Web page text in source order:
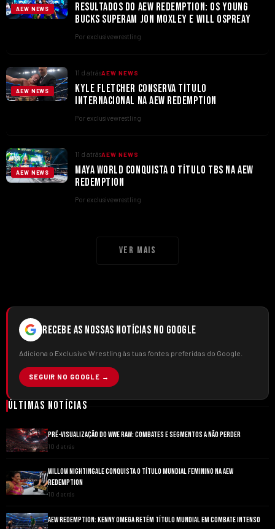
AEW NEWS
RESULTADOS DO AEW REDEMPTION: OS YOUNG
BUCKS SUPERAM JON MOXLEY E WILL OSPREAY
Por exclusivewrestling
AEW NEWS
11 d atrásAEW NEWS
KYLE FLETCHER CONSERVA TÍTULO
INTERNACIONAL NA AEW REDEMPTION
Por exclusivewrestling
AEW NEWS
11 d atrásAEW NEWS
MAYA WORLD CONQUISTA O TÍTULO TBS NA AEW
REDEMPTION
Por exclusivewrestling
Ver mais
RECEBE AS NOSSAS NOTÍCIAS NO GOOGLE
Adiciona o Exclusive Wrestling às tuas fontes preferidas do Google.
SEGUIR NO GOOGLE →
Últimas Notícias
PRÉ-VISUALIZAÇÃO DO WWE RAW: COMBATES E SEGMENTOS A NÃO PERDER
10 d atrás
WILLOW NIGHTINGALE CONQUISTA O TÍTULO MUNDIAL FEMININO NA AEW
REDEMPTION
10 d atrás
AEW REDEMPTION: KENNY OMEGA RETÉM TÍTULO MUNDIAL EM COMBATE INTENSO